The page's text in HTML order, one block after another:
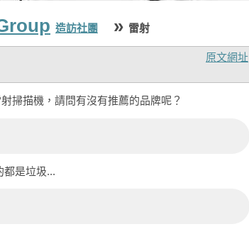
造訪社團 » 雷射
原文網址
掃描機，請問有沒有推薦的品牌呢？
都是垃圾...